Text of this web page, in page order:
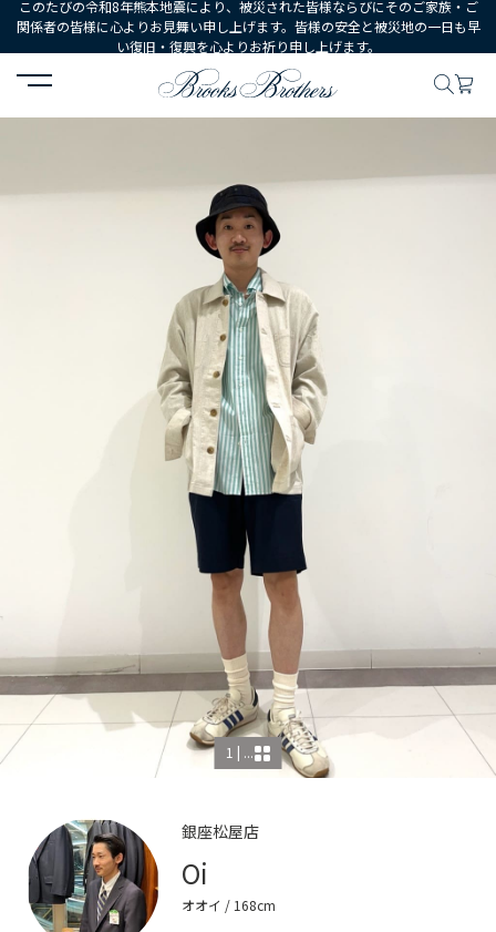
このたびの令和8年熊本地震により、被災された皆様ならびにそのご家族・ご
関係者の皆様に心よりお見舞い申し上げます。皆様の安全と被災地の一日も早
い復旧・復興を心よりお祈り申し上げます。
HOME コーディネート コーディネート詳細
1 | ...
銀座松屋店
Oi
オオイ / 168cm